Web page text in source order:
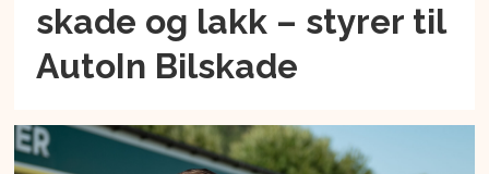
skade og lakk – styrer til
AutoIn Bilskade